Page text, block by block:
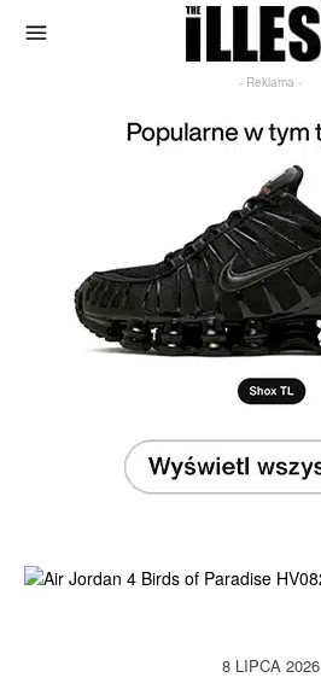
- Reklama -
8 LIPCA 2026